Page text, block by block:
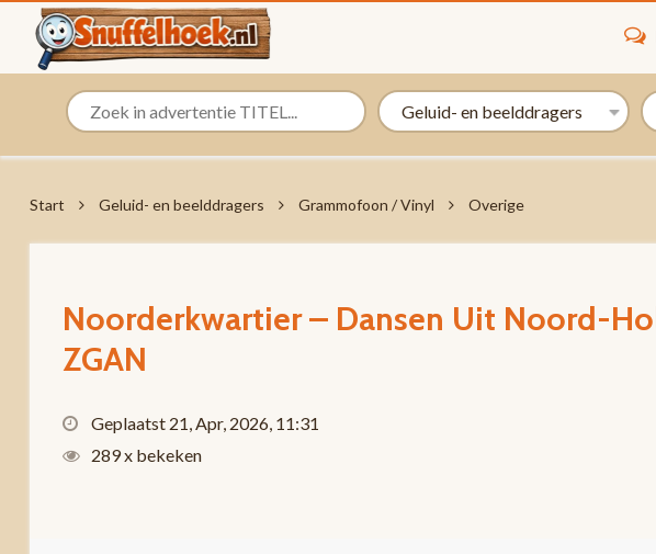
Start Geluid- en beelddragers Grammofoon / Vinyl Overige
Noorderkwartier – Dansen Uit Noord-
ZGAN
Geplaatst 21, Apr, 2026, 11:31
289 x bekeken